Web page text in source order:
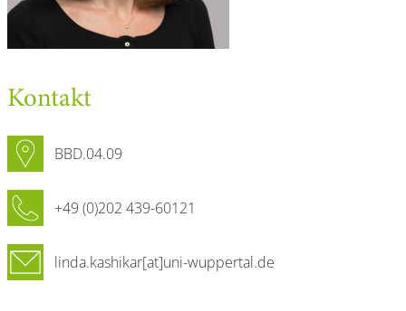
Kontakt
BBD.04.09
+49 (0)202 439-60121
linda.kashikar[at]uni-wuppertal.de